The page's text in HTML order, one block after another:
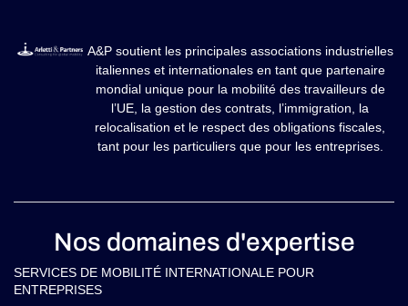
A&P soutient les principales associations industrielles
italiennes et internationales en tant que partenaire
mondial unique pour la mobilité des travailleurs de
l’UE, la gestion des contrats, l’immigration, la
relocalisation et le respect des obligations fiscales,
tant pour les particuliers que pour les entreprises.
Nos domaines d'expertise
SERVICES DE MOBILITÉ INTERNATIONALE POUR
ENTREPRISES